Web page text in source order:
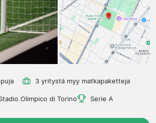
3 yritystä myy matkapaketteja
Olimpico di Torino Serie A